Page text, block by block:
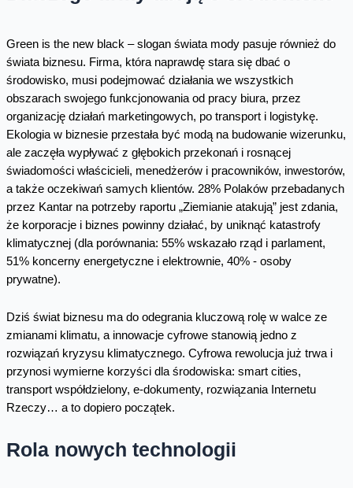
Green is the new black – slogan świata mody pasuje również do
świata biznesu. Firma, która naprawdę stara się dbać o
środowisko, musi podejmować działania we wszystkich
obszarach swojego funkcjonowania od pracy biura, przez
organizację działań marketingowych, po transport i logistykę.
Ekologia w biznesie przestała być modą na budowanie wizerunku,
ale zaczęła wypływać z głębokich przekonań i rosnącej
świadomości właścicieli, menedżerów i pracowników, inwestorów,
a także oczekiwań samych klientów. 28% Polaków przebadanych
przez Kantar na potrzeby raportu „Ziemianie atakują” jest zdania,
że korporacje i biznes powinny działać, by uniknąć katastrofy
klimatycznej (dla porównania: 55% wskazało rząd i parlament,
51% koncerny energetyczne i elektrownie, 40% - osoby
prywatne).
Dziś świat biznesu ma do odegrania kluczową rolę w walce ze
zmianami klimatu, a innowacje cyfrowe stanowią jedno z
rozwiązań kryzysu klimatycznego. Cyfrowa rewolucja już trwa i
przynosi wymierne korzyści dla środowiska: smart cities,
transport współdzielony, e-dokumenty, rozwiązania Internetu
Rzeczy… a to dopiero początek.
Rola nowych technologii